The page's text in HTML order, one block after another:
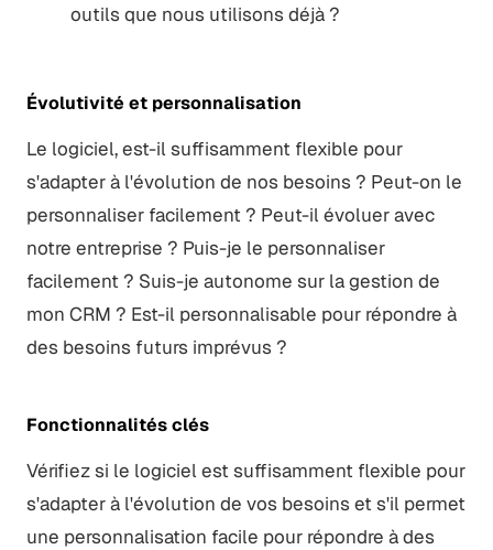
outils que nous utilisons déjà ?
Évolutivité et personnalisation
Le logiciel, est-il suffisamment flexible pour
s'adapter à l'évolution de nos besoins ? Peut-on le
personnaliser facilement ? Peut-il évoluer avec
notre entreprise ? Puis-je le personnaliser
facilement ? Suis-je autonome sur la gestion de
mon CRM ? Est-il personnalisable pour répondre à
des besoins futurs imprévus ?
Fonctionnalités clés
Vérifiez si le logiciel est suffisamment flexible pour
s'adapter à l'évolution de vos besoins et s'il permet
une personnalisation facile pour répondre à des